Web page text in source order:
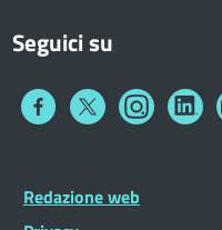
Seguici su
Collegamento
Collegamento
a a a
Footer
Widget
Footer
Redazione web